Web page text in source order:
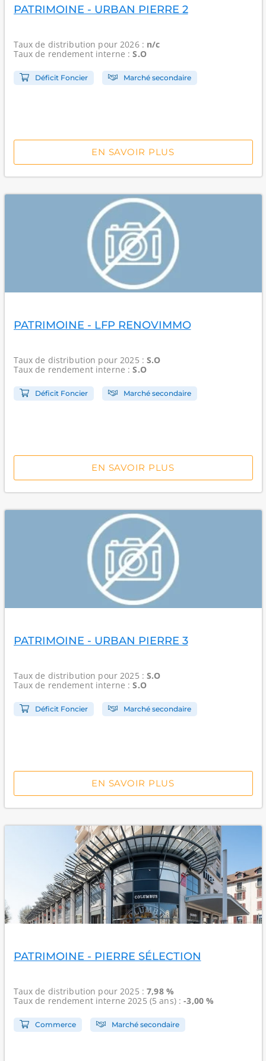
PATRIMOINE - URBAN PIERRE 2
Taux de distribution pour 2026 : n/c
Taux de rendement interne :S.O
Déficit Foncier Marché secondaire
EN SAVOIR PLUS
PATRIMOINE - LFP RENOVIMMO
Taux de distribution pour 2025 :S.O
Taux de rendement interne :S.O
Déficit Foncier Marché secondaire
EN SAVOIR PLUS
PATRIMOINE - URBAN PIERRE 3
Taux de distribution pour 2025 :S.O
Taux de rendement interne :S.O
Déficit Foncier Marché secondaire
EN SAVOIR PLUS
PATRIMOINE - PIERRE SÉLECTION
Taux de distribution pour 2025 :7,98 %
Taux de rendement interne2025 (5 ans) :-3,00 %
Commerce Marché secondaire